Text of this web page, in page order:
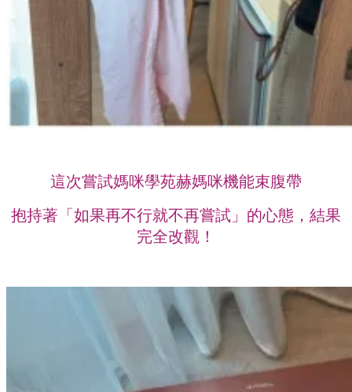
這次嘗試媽咪學苑赫媽咪機能束腹帶
抱持著「如果再不行就不再嘗試」的心態，結果
完全改觀！